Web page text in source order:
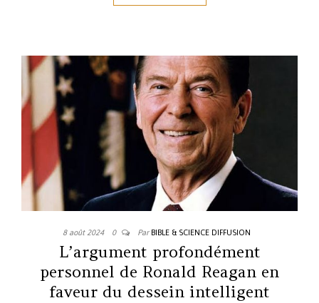
8 août 2024 0 Par BIBLE & SCIENCE DIFFUSION
L’argument profondément
personnel de Ronald Reagan en
faveur du dessein intelligent